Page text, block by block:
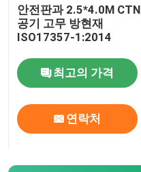
안전판과 2.5*4.0M CTN
공기 고무 방현재
ISO17357-1:2014
최고의 가격
연락처